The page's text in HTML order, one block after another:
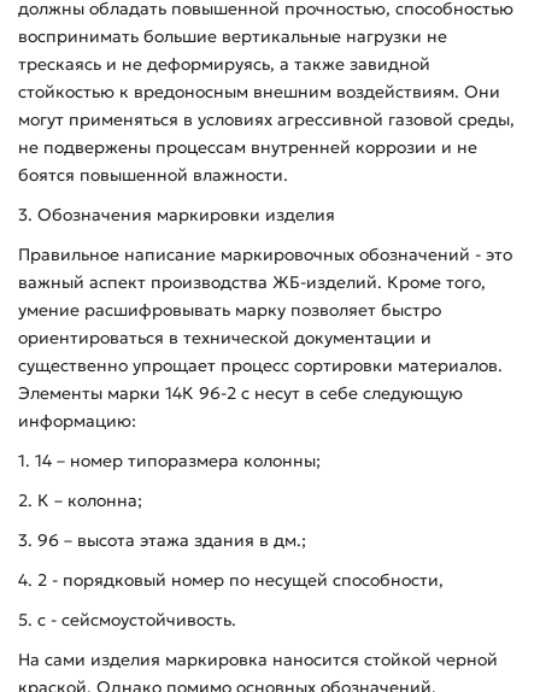
должны обладать повышенной прочностью, способностью
воспринимать большие вертикальные нагрузки не
трескаясь и не деформируясь, а также завидной
стойкостью к вредоносным внешним воздействиям. Они
могут применяться в условиях агрессивной газовой среды,
не подвержены процессам внутренней коррозии и не
боятся повышенной влажности.
3. Обозначения маркировки изделия
Правильное написание маркировочных обозначений - это
важный аспект производства ЖБ-изделий. Кроме того,
умение расшифровывать марку позволяет быстро
ориентироваться в технической документации и
существенно упрощает процесс сортировки материалов.
Элементы марки 14К 96-2 с несут в себе следующую
информацию:
1. 14 – номер типоразмера колонны;
2. К – колонна;
3. 96 – высота этажа здания в дм.;
4. 2 - порядковый номер по несущей способности,
5. с - сейсмоустойчивость.
На сами изделия маркировка наносится стойкой черной
краской. Однако помимо основных обозначений,